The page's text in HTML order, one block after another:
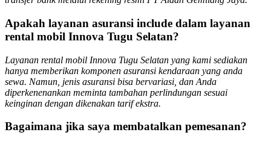
Apakah layanan asuransi include dalam layanan
rental mobil Innova Tugu Selatan?
Layanan rental mobil Innova Tugu Selatan yang kami sediakan
hanya memberikan komponen asuransi kendaraan yang anda
sewa. Namun, jenis asuransi bisa bervariasi, dan Anda
diperkenenankan meminta tambahan perlindungan sesuai
keinginan dengan dikenakan tarif ekstra.
Bagaimana jika saya membatalkan pemesanan?